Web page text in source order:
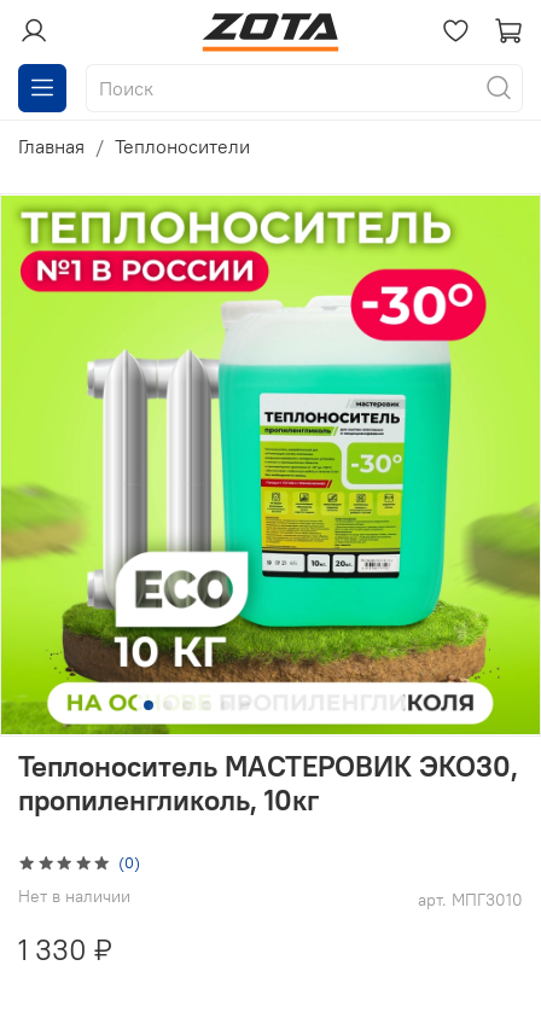
Главная Теплоносители
(0)
арт. МПГ3010
Нет в наличии
Теплоноситель МАСТЕРОВИК ЭКО30,
пропиленгликоль, 10кг
1 330 ₽